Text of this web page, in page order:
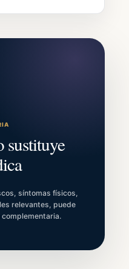
sustituye
síntomas físicos,
relevantes, puede